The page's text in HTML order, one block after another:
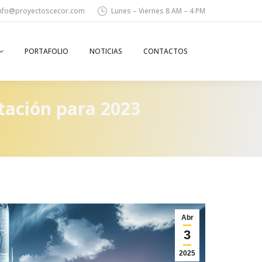
Lunes – Viernes 8 AM – 4 PM
PORTAFOLIO NOTICIAS CONTACTOS
para 2023
Abr
3
2025